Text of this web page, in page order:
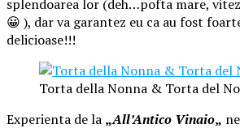
splendoarea lor (deh…pofta mare,
😀 ), dar va garantez eu ca au fost
delicioase!!!
Torta della Nonna & Torta del
Experienta de la „All’Antico Vinaio„